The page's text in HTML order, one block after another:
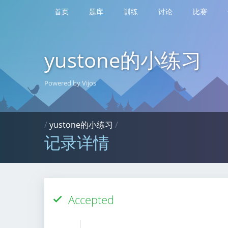
首页 题库 训练 讨论 比赛
yustone的小练习
Powered by Vijos
/yustone的小练习 /
记录详情
Accepted